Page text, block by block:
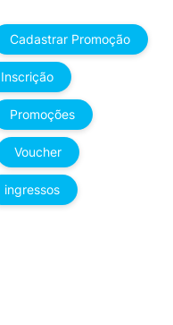
Cadastrar Promoção
Inscrição
Promoções
Voucher
ingressos